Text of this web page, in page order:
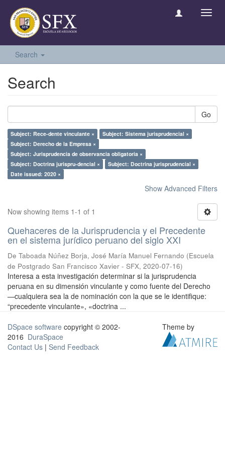
Search
Search
Go
Subject: Rece-dente vinculante ×
Subject: Sistema jurisprudencial ×
Subject: Derecho de la Empresa ×
Subject: Jurisprudencia de observancia obligatoria ×
Subject: Doctrina jurispru-dencial ×
Subject: Doctrina jurisprudencial ×
Date issued: 2020 ×
Show Advanced Filters
Now showing items 1-1 of 1
Quehaceres de la Jurisprudencia y el Precedente
en el sistema jurídico peruano del siglo XXI
De Taboada Núñez Borja, José María Manuel Fernando (Escuela
de Postgrado San Francisco Xavier - SFX, 2020-07-16)
Interesa a esta investigación determinar si la jurisprudencia
peruana en su dimensión vinculante y como fuente del Derecho
—cualquiera sea la de nominación con la que se le identifique:
“precedente vinculante», «doctrina ...
DSpace software copyright © 2002-
2016 DuraSpace
Contact Us | Send Feedback
Theme by